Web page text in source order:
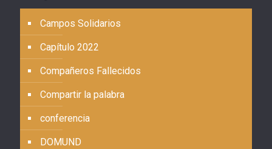
Campos Solidarios
Capítulo 2022
Compañeros Fallecidos
Compartir la palabra
conferencia
DOMUND